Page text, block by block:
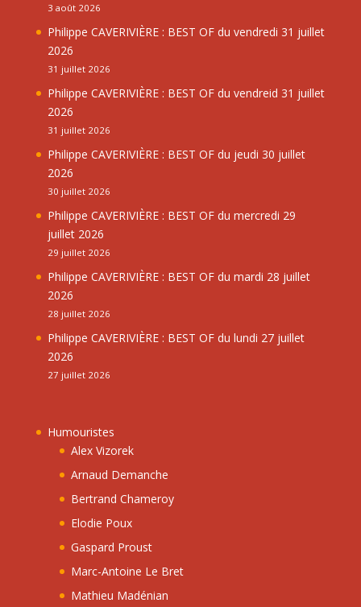
3 août 2026
Philippe CAVERIVIÈRE : BEST OF du vendredi 31 juillet
2026
31 juillet 2026
Philippe CAVERIVIÈRE : BEST OF du vendreid 31 juillet
2026
31 juillet 2026
Philippe CAVERIVIÈRE : BEST OF du jeudi 30 juillet
2026
30 juillet 2026
Philippe CAVERIVIÈRE : BEST OF du mercredi 29
juillet 2026
29 juillet 2026
Philippe CAVERIVIÈRE : BEST OF du mardi 28 juillet
2026
28 juillet 2026
Philippe CAVERIVIÈRE : BEST OF du lundi 27 juillet
2026
27 juillet 2026
Humouristes
Alex Vizorek
Arnaud Demanche
Bertrand Chameroy
Elodie Poux
Gaspard Proust
Marc-Antoine Le Bret
Mathieu Madénian